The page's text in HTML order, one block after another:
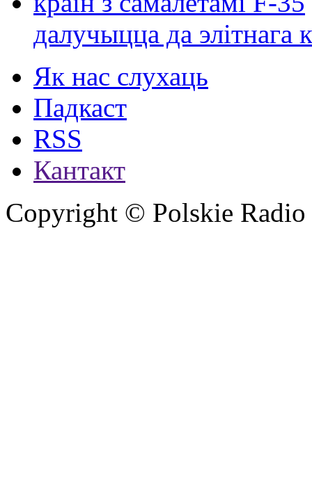
далучыцца да элітнага
Як нас слухаць
Падкаст
RSS
Кантакт
Copyright © Polskie